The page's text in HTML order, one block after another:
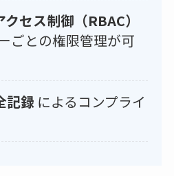
セス制御（RBAC）
ごとの権限管理が可
記録 によるコンプライ